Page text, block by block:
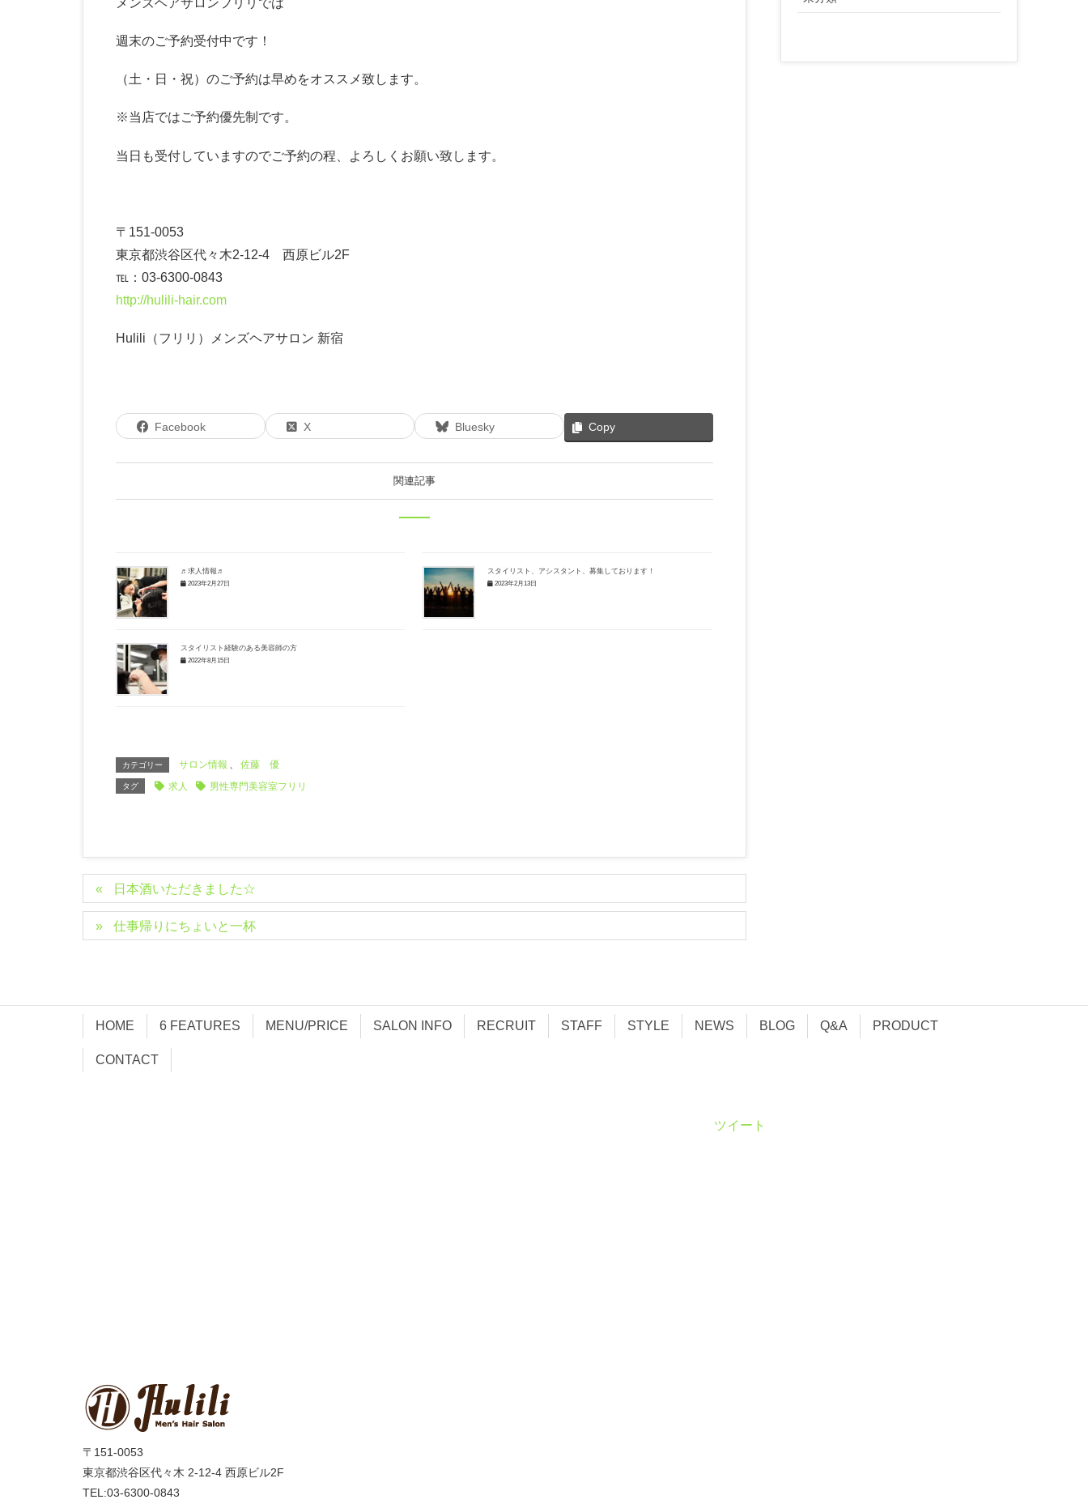
週末のご予約受付中です！
（土・日・祝）のご予約は早めをオススメ致します。
※当店ではご予約優先制です。
当日も受付していますのでご予約の程、よろしくお願い致します。
〒151-0053
東京都渋谷区代々木2-12-4 西原ビル2F
℡：03-6300-0843
http://hulili-hair.com
Hulili（フリリ）メンズヘアサロン 新宿
Facebook X Bluesky Copy
関連記事
♬求人情報♬
2023年2月27日
スタイリスト、アシスタント、募集しております！
2023年2月13日
スタイリスト経験のある美容師の方
2022年8月15日
カテゴリー サロン情報 佐藤 優
タグ 求人 男性専門美容室フリリ
日本酒いただきました☆
仕事帰りにちょいと一杯
HOME 6 FEATURES MENU/PRICE SALON INFO RECRUIT STAFF STYLE NEWS BLOG Q&A PRODUCT
CONTACT
〒151-0053
東京都渋谷区代々木 2-12-4 西原ビル2F
TEL:03-6300-0843
ツイート